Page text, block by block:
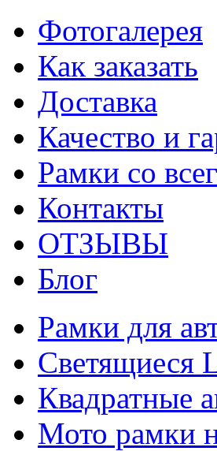
Фотогалерея
Как заказать
Доставка
Качество и
Рамки со
Контакты
ОТЗЫВЫ
Блог
Рамки для
Светящиеся
Квадратные
Мото рамки